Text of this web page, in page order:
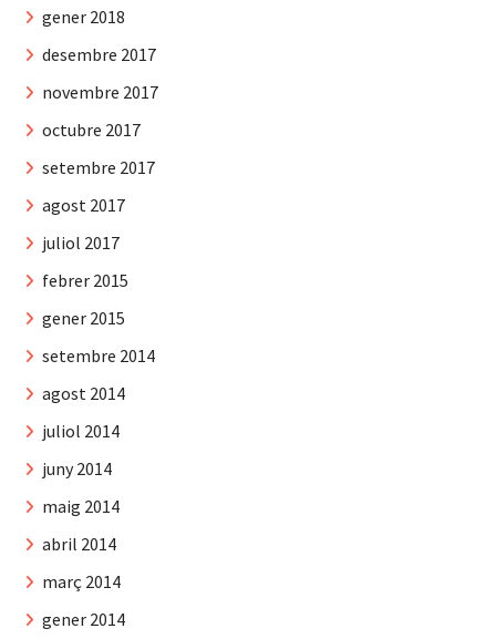
gener 2018
desembre 2017
novembre 2017
octubre 2017
setembre 2017
agost 2017
juliol 2017
febrer 2015
gener 2015
setembre 2014
agost 2014
juliol 2014
juny 2014
maig 2014
abril 2014
març 2014
gener 2014